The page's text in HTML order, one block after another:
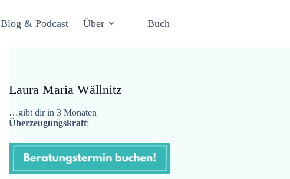
Blog & Podcast Über Buch
Laura Maria Wällnitz
…gibt dir in 3 Monaten
Überzeugungskraft: